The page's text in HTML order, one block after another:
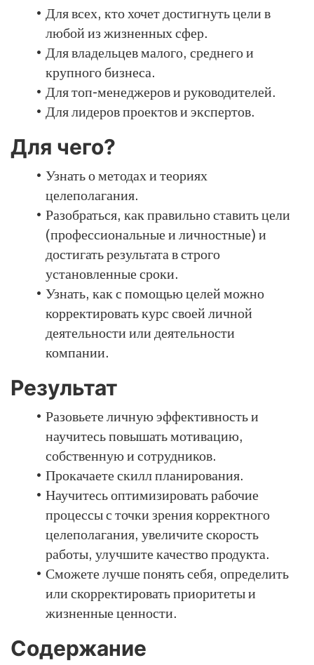
Для всех, кто хочет достигнуть цели в
любой из жизненных сфер.
Для владельцев малого, среднего и
крупного бизнеса.
Для топ-менеджеров и руководителей.
Для лидеров проектов и экспертов.
Для чего?
Узнать о методах и теориях
целеполагания.
Разобраться, как правильно ставить цели
(профессиональные и личностные) и
достигать результата в строго
установленные сроки.
Узнать, как с помощью целей можно
корректировать курс своей личной
деятельности или деятельности
компании.
Результат
Разовьете личную эффективность и
научитесь повышать мотивацию,
собственную и сотрудников.
Прокачаете скилл планирования.
Научитесь оптимизировать рабочие
процессы с точки зрения корректного
целеполагания, увеличите скорость
работы, улучшите качество продукта.
Сможете лучше понять себя, определить
или скорректировать приоритеты и
жизненные ценности.
Содержание